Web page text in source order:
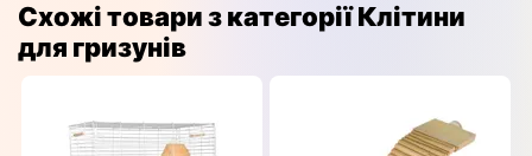
Схожі товари з категорії Клітини
для гризунів